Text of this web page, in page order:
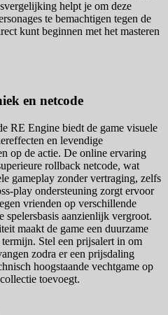
helpt je om deze
te bemachtigen tegen de
kunt beginnen met het masteren
en netcode
RE Engine biedt de game visuele
en levendige
op de actie. De online ervaring
rollback netcode, wat
gameplay zonder vertraging, zelfs
play ondersteuning zorgt ervoor
vrienden op verschillende
spelersbasis aanzienlijk vergroot.
maakt de game een duurzame
Stel een prijsalert in om
zodra er een prijsdaling
hoogstaande vechtgame op
toevoegt.